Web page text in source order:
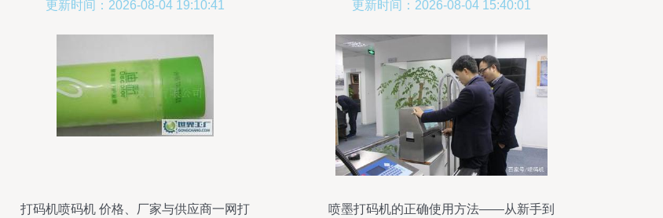
更新时间：2026-08-04 19:10:41 更新时间：2026-08-04 15:40:01
打码机喷码机 价格、厂家与供应商一网打
喷墨打码机的正确使用方法——从新手到